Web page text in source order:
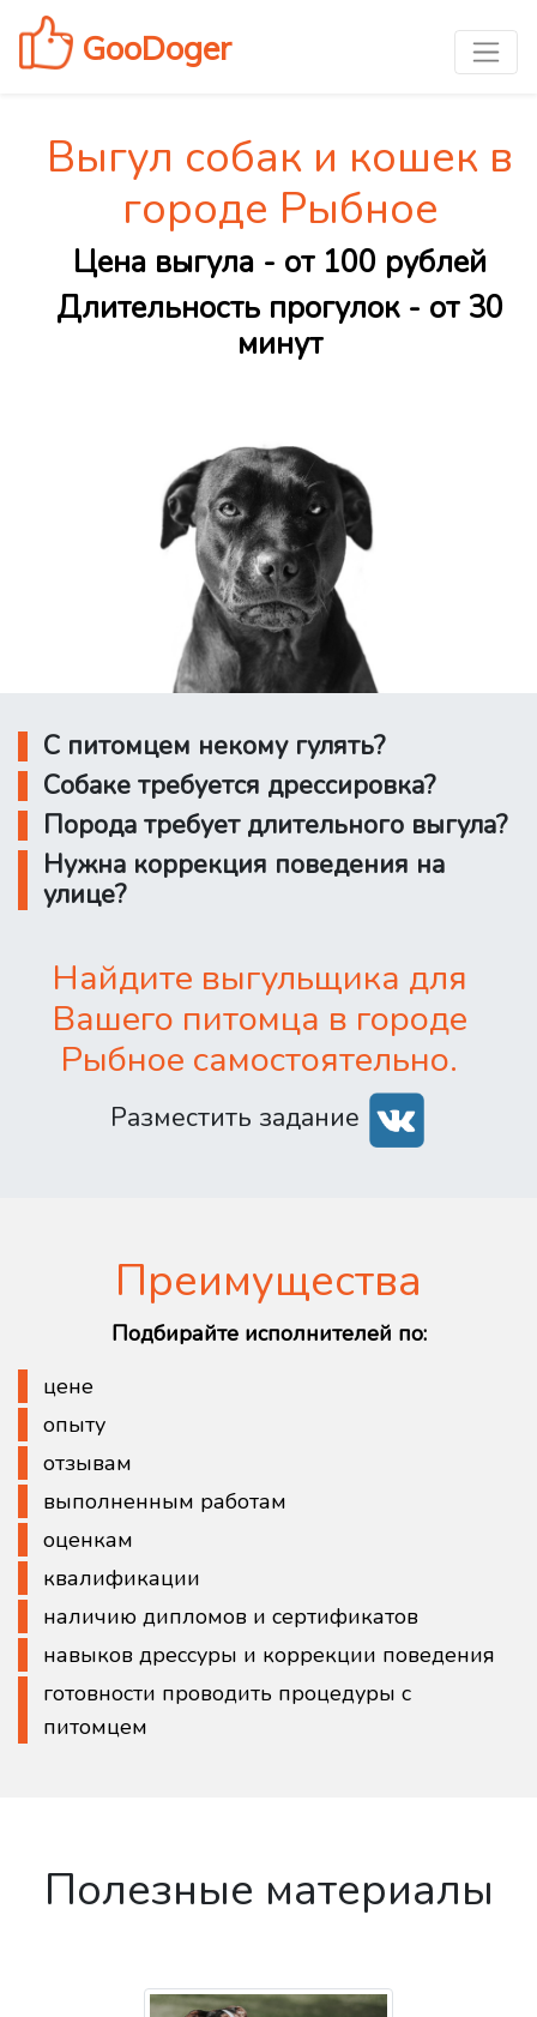
GooDoger
Выгул собак и кошек в
городе Рыбное
Цена выгула - от 100 рублей
Длительность прогулок - от 30
минут
С питомцем некому гулять?
Собаке требуется дрессировка?
Порода требует длительного выгула?
Нужна коррекция поведения на
улице?
Найдите выгульщика для
Вашего питомца в городе
Рыбное самостоятельно.
Разместить задание
Преимущества
Подбирайте исполнителей по:
цене
опыту
отзывам
выполненным работам
оценкам
квалификации
наличию дипломов и сертификатов
навыков дрессуры и коррекции поведения
готовности проводить процедуры с
питомцем
Полезные материалы